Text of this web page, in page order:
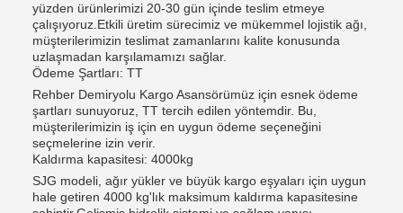
yüzden ürünlerimizi 20-30 gün içinde teslim etmeye
çalışıyoruz.Etkili üretim sürecimiz ve mükemmel lojistik ağı,
müşterilerimizin teslimat zamanlarını kalite konusunda
uzlaşmadan karşılamamızı sağlar.
Ödeme Şartları: TT
Rehber Demiryolu Kargo Asansörümüz için esnek ödeme
şartları sunuyoruz, TT tercih edilen yöntemdir. Bu,
müşterilerimizin iş için en uygun ödeme seçeneğini
seçmelerine izin verir.
Kaldırma kapasitesi: 4000kg
SJG modeli, ağır yükler ve büyük kargo eşyaları için uygun
hale getiren 4000 kg'lık maksimum kaldırma kapasitesine